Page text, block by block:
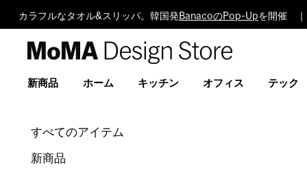
カラフルなタオル&スリッパ。韓国発 BanacoのPop-Upを開催
Design
新商品 ホーム キッチン オフィス テック
すべてのアイテム
新商品